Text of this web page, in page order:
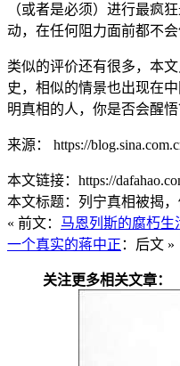
（或者是必须）进行最疯
动，在任何阻力面前都不会
类似的评价还有很多，本
史，相似的情景也出现在
明真相的人，你是否会醒悟
来源： https://
本文链接：https://
本文标题：列宁真相被揭
« 前文： 马恩列斯的腐朽生
一个真实的蒋中正 ：后文 »
关注更多相关文章：